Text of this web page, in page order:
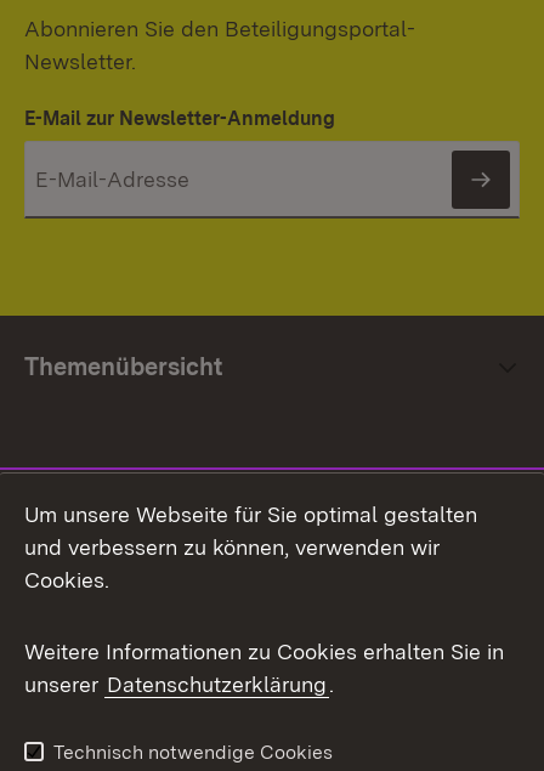
Abonnieren Sie den Beteiligungsportal-
Newsletter.
E-Mail zur Newsletter-Anmeldung
Themenübersicht
Facebook
X / Twitter
Youtube
Um unsere Webseite für Sie optimal gestalten
und verbessern zu können, verwenden wir
Cookies.
Weitere Informationen zu Cookies erhalten Sie in
unserer Datenschutzerklärung.
Technisch notwendige Cookies